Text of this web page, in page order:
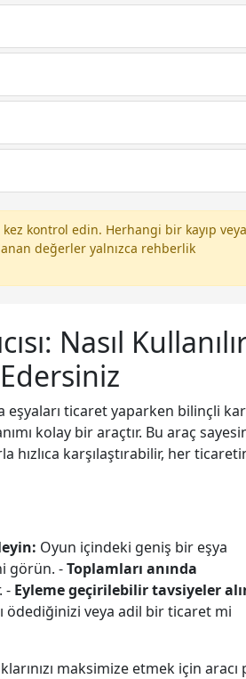
kontrol edin. Herhangi bir kayıp veya
değerler yalnızca rehberlik
Nasıl
eşyaları ticaret yaparken bilinçli
kolay bir araçtır. Bu araç
hızlıca karşılaştırabilir, her
Oyun içindeki geniş bir eşya
görün. -Toplamları anında
- Eyleme geçirilebilir tavsiyeler
ödediğinizi veya adil bir ticaret mi
maksimize etmek için aracı